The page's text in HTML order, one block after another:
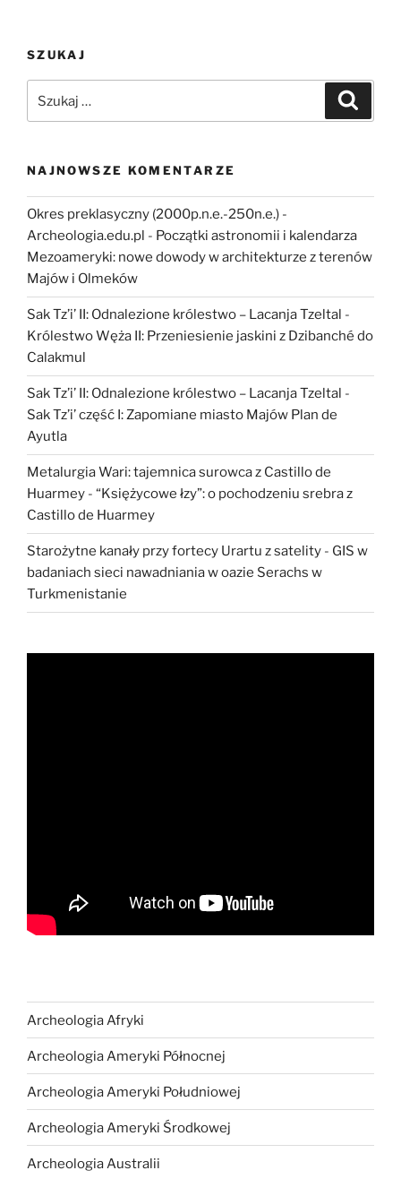
Działu
Muzeum
w
SZUKAJ
NAJNOWSZE KOMENTARZE
Okres preklasyczny (2000p.n.e.-250n.e.) -
Archeologia.edu.pl - Początki astronomii i kalendarza
Mezoameryki: nowe dowody w architekturze z terenów
Majów i Olmeków
Sak Tz’i’ II: Odnalezione królestwo – Lacanja Tzeltal -
Królestwo Węża II: Przeniesienie jaskini z Dzibanché do
Calakmul
Sak Tz’i’ II: Odnalezione królestwo – Lacanja Tzeltal -
Sak Tz’i’ część I: Zapomiane miasto Majów Plan de
Ayutla
Metalurgia Wari: tajemnica surowca z Castillo de
Huarmey - “Księżycowe łzy”: o pochodzeniu srebra z
Castillo de Huarmey
Starożytne kanały przy fortecy Urartu z satelity - GIS w
badaniach sieci nawadniania w oazie Serachs w
Turkmenistanie
Archeologia Afryki
Archeologia Ameryki Północnej
Archeologia Ameryki Południowej
Archeologia Ameryki Środkowej
Archeologia Australii